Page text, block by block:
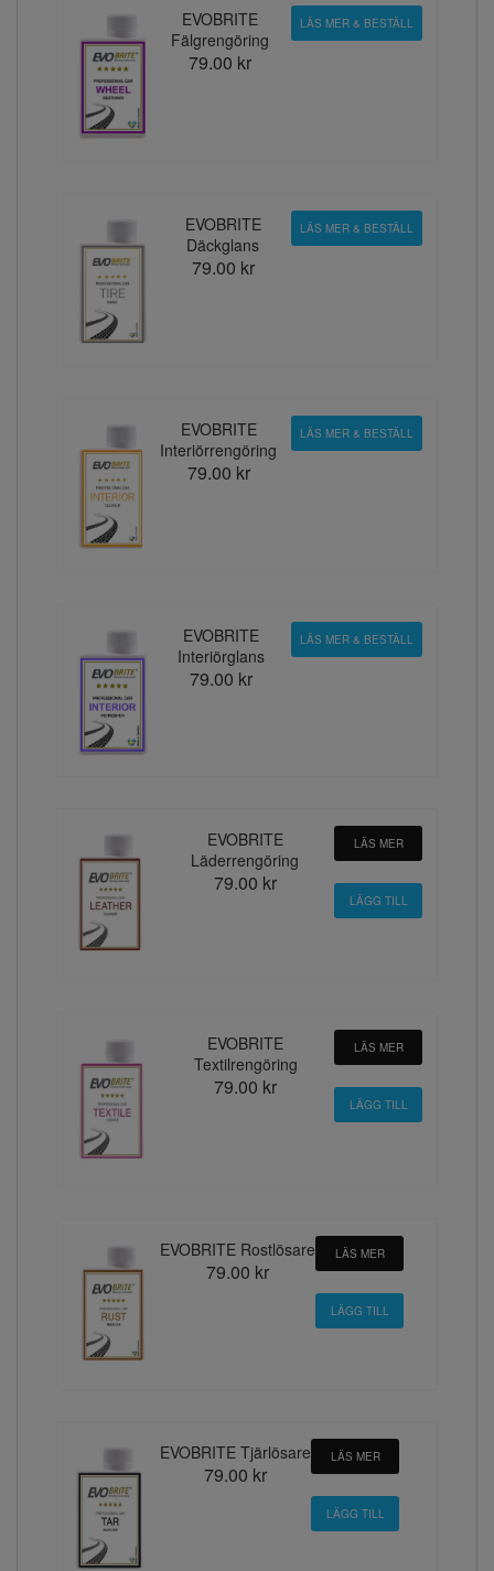
EVOBRITE
Fälgrengöring
79.00 kr
LÄS MER & BESTÄLL
EVOBRITE
Däckglans
79.00 kr
LÄS MER & BESTÄLL
EVOBRITE
Interiörrengöring
79.00 kr
LÄS MER & BESTÄLL
EVOBRITE
Interiörglans
79.00 kr
LÄS MER & BESTÄLL
EVOBRITE
Läderrengöring
79.00 kr
LÄS MER
EVOBRITE
Textilrengöring
79.00 kr
LÄS MER
EVOBRITE Rostlösare
79.00 kr
LÄS MER
EVOBRITE Tjärlösare
79.00 kr
LÄS MER